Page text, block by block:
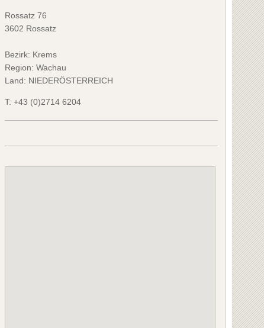
Rossatz 76
3602 Rossatz
Bezirk: Krems
Region: Wachau
Land: NIEDERÖSTERREICH
T: +43 (0)2714 6204